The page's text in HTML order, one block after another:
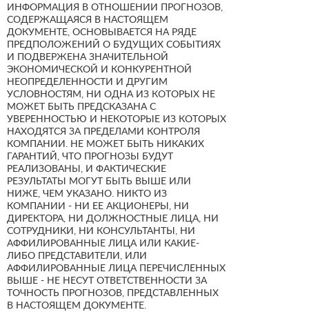
ИНФОРМАЦИЯ В ОТНОШЕНИИ ПРОГНОЗОВ,
СОДЕРЖАЩАЯСЯ В НАСТОЯЩЕМ
ДОКУМЕНТЕ, ОСНОВЫВАЕТСЯ НА РЯДЕ
ПРЕДПОЛОЖЕНИЙ О БУДУЩИХ СОБЫТИЯХ
И ПОДВЕРЖЕНА ЗНАЧИТЕЛЬНОЙ
ЭКОНОМИЧЕСКОЙ И КОНКУРЕНТНОЙ
НЕОПРЕДЕЛЕННОСТИ И ДРУГИМ
УСЛОВНОСТЯМ, НИ ОДНА ИЗ КОТОРЫХ НЕ
МОЖЕТ БЫТЬ ПРЕДСКАЗАНА С
УВЕРЕННОСТЬЮ И НЕКОТОРЫЕ ИЗ КОТОРЫХ
НАХОДЯТСЯ ЗА ПРЕДЕЛАМИ КОНТРОЛЯ
КОМПАНИИ. НЕ МОЖЕТ БЫТЬ НИКАКИХ
ГАРАНТИЙ, ЧТО ПРОГНОЗЫ БУДУТ
РЕАЛИЗОВАНЫ, И ФАКТИЧЕСКИЕ
РЕЗУЛЬТАТЫ МОГУТ БЫТЬ ВЫШЕ ИЛИ
НИЖЕ, ЧЕМ УКАЗАНО. НИКТО ИЗ
КОМПАНИИ - НИ ЕЕ АКЦИОНЕРЫ, НИ
ДИРЕКТОРА, НИ ДОЛЖНОСТНЫЕ ЛИЦА, НИ
СОТРУДНИКИ, НИ КОНСУЛЬТАНТЫ, НИ
АФФИЛИРОВАННЫЕ ЛИЦА ИЛИ КАКИЕ-
ЛИБО ПРЕДСТАВИТЕЛИ, ИЛИ
АФФИЛИРОВАННЫЕ ЛИЦА ПЕРЕЧИСЛЕННЫХ
ВЫШЕ - НЕ НЕСУТ ОТВЕТСТВЕННОСТИ ЗА
ТОЧНОСТЬ ПРОГНОЗОВ, ПРЕДСТАВЛЕННЫХ
В НАСТОЯЩЕМ ДОКУМЕНТЕ.